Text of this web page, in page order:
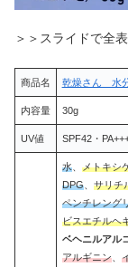
＞＞スライドで全
商品名 乾燥さん 水
内容量 30g
UV値 SPF42・
水、 メトキシ
DPG、 サリチ
ペンチレング
ビスエチルヘ
ベヘニルアル
アルギニン、